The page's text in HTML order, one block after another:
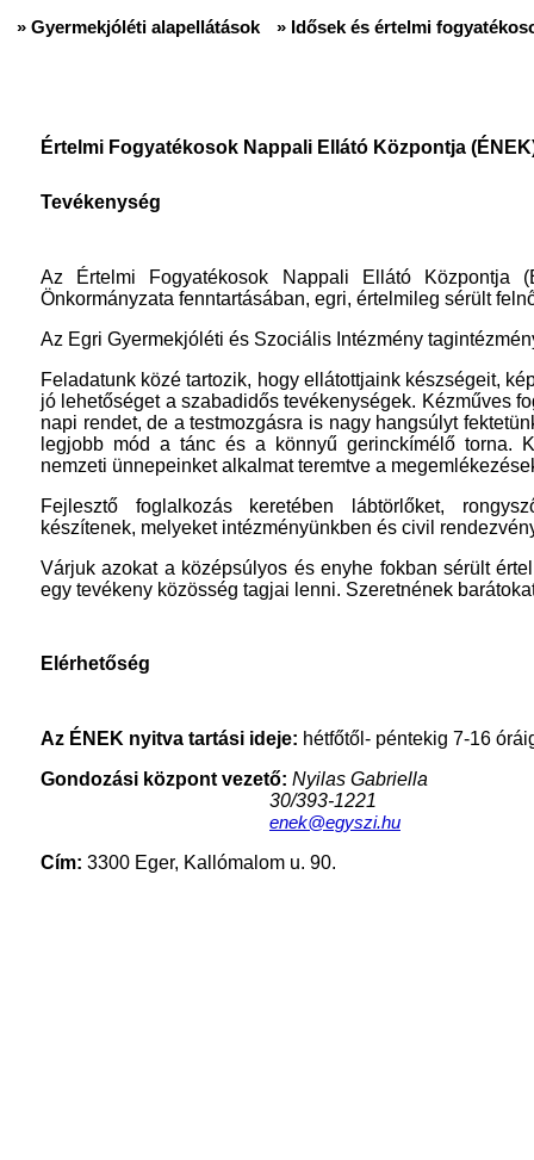
» Gyermekjóléti alapellátások » Idősek és értelmi
Értelmi Fogyatékosok Nappali Ellátó Központja
Tevékenység
Az Értelmi Fogyatékosok Nappali Ellátó Központja
Önkormányzata fenntartásában, egri, értelmileg sérült
Az Egri Gyermekjóléti és Szociális Intézmény
Feladatunk közé tartozik, hogy ellátottjaink készségeit,
jó lehetőséget a szabadidős tevékenységek. Kézműves
napi rendet, de a testmozgásra is nagy hangsúlyt
legjobb mód a tánc és a könnyű gerinckímélő torna.
nemzeti ünnepeinket alkalmat teremtve a
Fejlesztő foglalkozás keretében lábtörlőket,
készítenek, melyeket intézményünkben és civil
Várjuk azokat a középsúlyos és enyhe fokban sérült
egy tevékeny közösség tagjai lenni. Szeretnének
Elérhetőség
Az ÉNEK nyitva tartási ideje: hétfőtől- péntekig 7-16
Gondozási központ vezető: Nyilas Gabriella
30/393-1221
enek@egyszi.hu
Cím: 3300 Eger, Kallómalom u. 90.